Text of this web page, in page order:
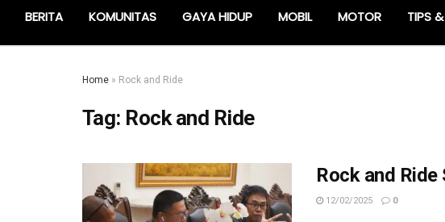
BERITA KOMUNITAS GAYA HIDUP MOBIL MOTOR TIPS
Home » Rock and Ride
Tag: Rock and Ride
Rock and Ride
12/02/2025 0